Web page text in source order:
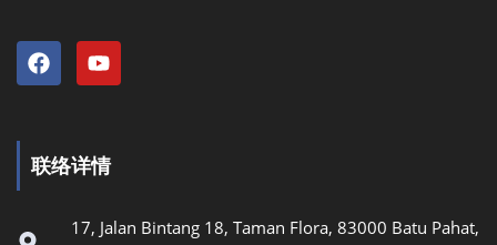
联络详情
17, Jalan Bintang 18, Taman Flora, 83000 Batu Pahat,